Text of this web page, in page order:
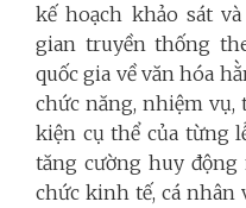
kế hoạch khảo sát
gian truyền thống
quốc gia về văn hóa
chức năng, nhiệm vụ,
kiện cụ thể của từng
tăng cường huy động
chức kinh tế, cá nhân